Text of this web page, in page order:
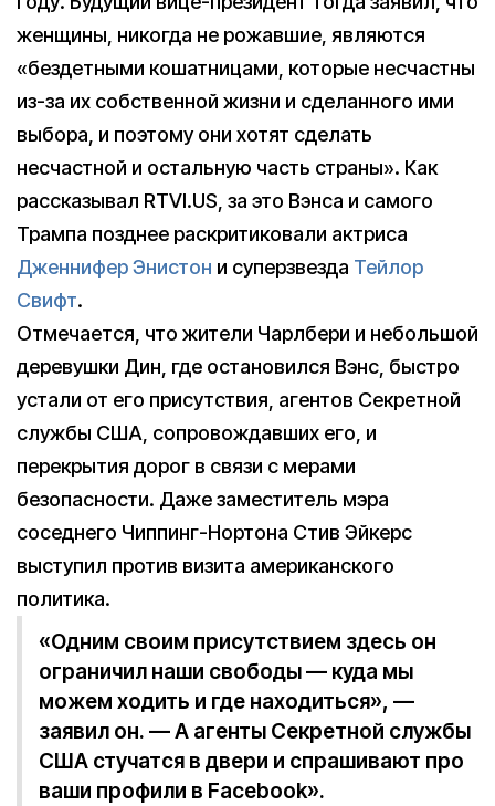
женщины, никогда не рожавшие, являются
«бездетными кошатницами, которые несчастны
из-за их собственной жизни и сделанного ими
выбора, и поэтому они хотят сделать
несчастной и остальную часть страны». Как
рассказывал RTVI.US, за это Вэнса и самого
Трампа позднее раскритиковали актриса
Дженнифер Энистон и суперзвезда Тейлор
Свифт.
Отмечается, что жители Чарлбери и небольшой
деревушки Дин, где остановился Вэнс, быстро
устали от его присутствия, агентов Секретной
службы США, сопровождавших его, и
перекрытия дорог в связи с мерами
безопасности. Даже заместитель мэра
соседнего Чиппинг-Нортона Стив Эйкерс
выступил против визита американского
политика.
«Одним своим присутствием здесь он
ограничил наши свободы — куда мы
можем ходить и где находиться», —
заявил он. — А агенты Секретной службы
США стучатся в двери и спрашивают про
ваши профили в Facebook».